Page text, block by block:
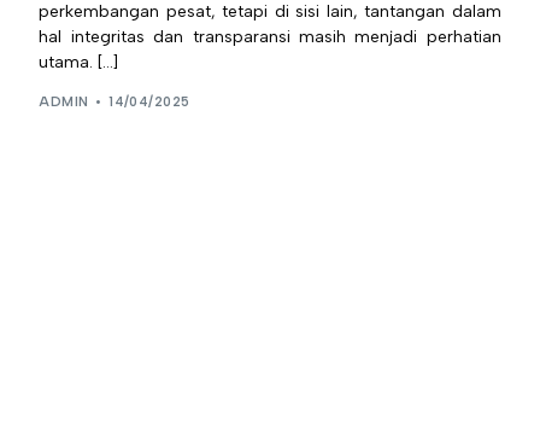
perkembangan pesat, tetapi di sisi lain, tantangan dalam
hal integritas dan transparansi masih menjadi perhatian
utama. […]
ADMIN 14/04/2025